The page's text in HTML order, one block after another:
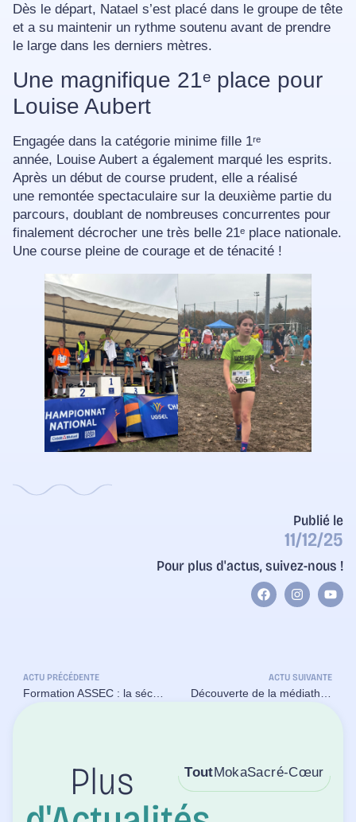
Publié le
11/12/25
Pour plus d'actus, suivez-nous !
Dès le départ, Natael s’est placé dans le groupe de tête
et a su maintenir un rythme soutenu avant de prendre
le large dans les derniers mètres.
Une magnifique 21ᵉ place pour
Louise Aubert
Engagée dans la catégorie minime fille 1ʳᵉ
année, Louise Aubert a également marqué les esprits.
Après un début de course prudent, elle a réalisé
une remontée spectaculaire sur la deuxième partie du
parcours, doublant de nombreuses concurrentes pour
finalement décrocher une très belle 21ᵉ place nationale.
Une course pleine de courage et de ténacité !
ACTU PRÉCÉDENTE
Formation ASSEC : la sécurité n’attend pas la pluie.
ACTU SUIVANTE
Plus
MokaSacré-Cœur
Tout